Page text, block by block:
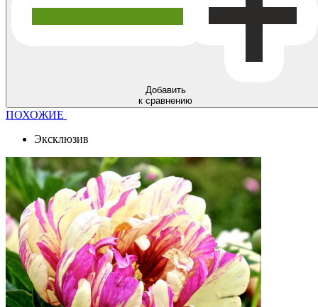
Добавить
к сравнению
ПОХОЖИЕ
Эксклюзив